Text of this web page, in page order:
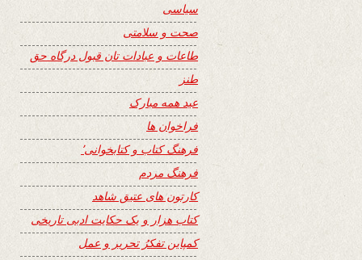
سیاسی
صحت و سلامتی
طاعات و عبادات تان قبول درگاه حق
طنز
عید همه مبارک
فراخوان ها
فرهنگ کتاب و کتابخوانی٬
فرهنگ مردم
کارتون های عتیق شاهد
کتاب هزار و یک حکایت ادبی تاریخی
کمپاین تفکرُ تحریر و عمل